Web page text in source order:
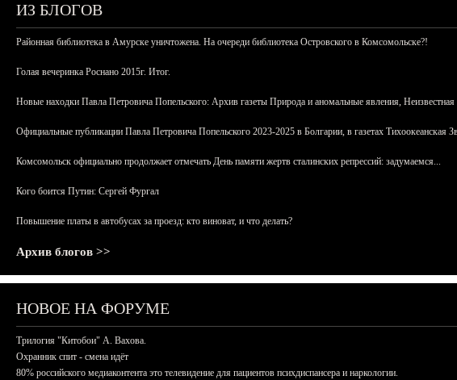
ИЗ БЛОГОВ
Районная библиотека в Амурске уничтожена. На очереди библиотека Островского в Комсомольске?!
Голая вечеринка Роснано 2015г. Итог.
Новые находки Павла Петровича Попельского: Архив газеты Природа и аномальные явления,
Официальные публикации Павла Петровича Попельского 2023-2025 в Болгарии, в газетах Тихоокеанская
Комсомольск официально продолжает отмечать День памяти жертв сталинских репрессий: задумаемся...
Кого боится Путин: Сергей Фургал
Повышение платы в автобусах за проезд: кто виноват, и что делать?
Архив блогов >>
НОВОЕ НА ФОРУМЕ
Трилогия "Китобои" А. Вахова.
Охранник спит - смена идёт
80% российского медиаконтента это телевидение для пациентов психдиспансера и наркологии.